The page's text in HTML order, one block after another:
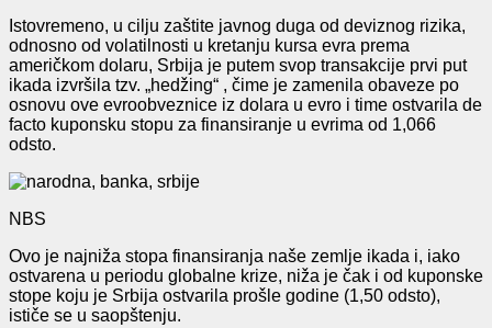
Istovremeno, u cilju zaštite javnog duga od deviznog rizika,
odnosno od volatilnosti u kretanju kursa evra prema
američkom dolaru, Srbija je putem svop transakcije prvi put
ikada izvršila tzv. „hedžing“ , čime je zamenila obaveze po
osnovu ove evroobveznice iz dolara u evro i time ostvarila de
facto kuponsku stopu za finansiranje u evrima od 1,066
odsto.
NBS
Ovo je najniža stopa finansiranja naše zemlje ikada i, iako
ostvarena u periodu globalne krize, niža je čak i od kuponske
stope koju je Srbija ostvarila prošle godine (1,50 odsto),
ističe se u saopštenju.